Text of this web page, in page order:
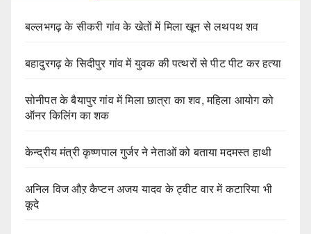
बल्लभगढ़ के सीकरी गांव के खेतों में मिला खून से लथपथ शव
बहादुरगढ़ के सिदीपुर गांव में युवक की पत्थरों से पीट पीट कर हत्या
सोनीपत के बैयापुर गांव में मिला छात्रा का शव, महिला आयोग को
ऑनर किलिंग का शक
केन्द्रीय मंत्री कृष्णपाल गुर्जर ने नेताओं को बताया मदमस्त हाथी
अनिल विज औऱ कैप्टन अजय यादव के ट्वीट वार में कटारिया भी
कूदे